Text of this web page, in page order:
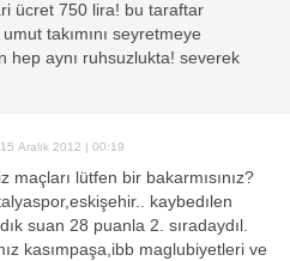
ücret 750 lira! bu taraftar
takımını seyretmeye
hep aynı ruhsuzlukta! severek
15 Aralık 2012 | 00:19
lütfen bir bakarmısınız?
kaybedılen
suan 28 puanla 2. sıradaydıl.
kasımpaşa,ibb maglubiyetleri ve